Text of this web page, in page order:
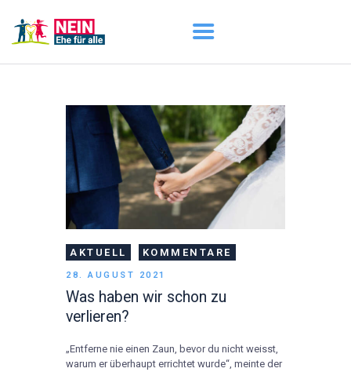
AKTUELL
DARUM GEHT ES
ÜBER UNS
DOWNLOADS
AKTUELL KOMMENTARE
28. AUGUST 2021
Was haben wir schon zu
verlieren?
„Entferne nie einen Zaun, bevor du nicht weisst,
warum er überhaupt errichtet wurde“, meinte der